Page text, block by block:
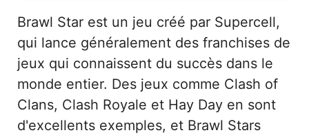
Brawl Star est un jeu créé par Supercell,
qui lance généralement des franchises de
jeux qui connaissent du succès dans le
monde entier. Des jeux comme Clash of
Clans, Clash Royale et Hay Day en sont
d'excellents exemples, et Brawl Stars